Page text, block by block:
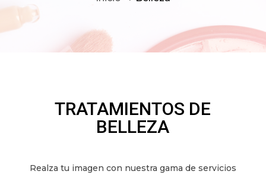
TRATAMIENTOS DE
BELLEZA
Realza tu imagen con nuestra gama de servicios